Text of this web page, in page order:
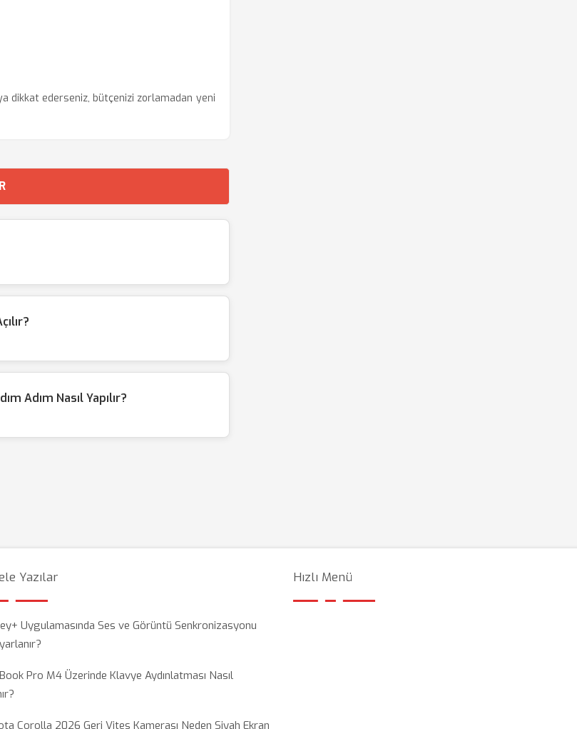
dikkat ederseniz, bütçenizi zorlamadan yeni
Adım Nasıl Yapılır?
Yazılar
Uygulamasında Ses ve Görüntü Senkronizasyonu
Pro M4 Üzerinde Klavye Aydınlatması Nasıl
Corolla 2026 Geri Vites Kamerası Neden Siyah Ekran
Hızlı Menü